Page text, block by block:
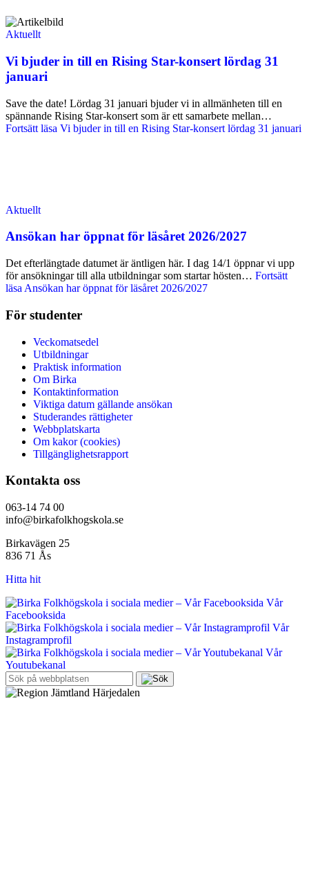
Aktuellt
Vi bjuder in till en Rising Star-konsert lördag 31
januari
Save the date! Lördag 31 januari bjuder vi in allmänheten till en
spännande Rising Star-konsert som är ett samarbete mellan…
Fortsätt läsa Vi bjuder in till en Rising Star-konsert lördag 31 januari
Aktuellt
Ansökan har öppnat för läsåret 2026/2027
Det efterlängtade datumet är äntligen här. I dag 14/1 öppnar vi upp
för ansökningar till alla utbildningar som startar hösten… Fortsätt
läsa Ansökan har öppnat för läsåret 2026/2027
För studenter
Veckomatsedel
Utbildningar
Praktisk information
Om Birka
Kontaktinformation
Viktiga datum gällande ansökan
Studerandes rättigheter
Webbplatskarta
Om kakor (cookies)
Tillgänglighetsrapport
Kontakta oss
063-14 74 00
info@birkafolkhogskola.se
Birkavägen 25
836 71 Ås
Hitta hit
Vår
Facebooksida
Vår
Instagramprofil
Vår
Youtubekanal
Sök
efter: